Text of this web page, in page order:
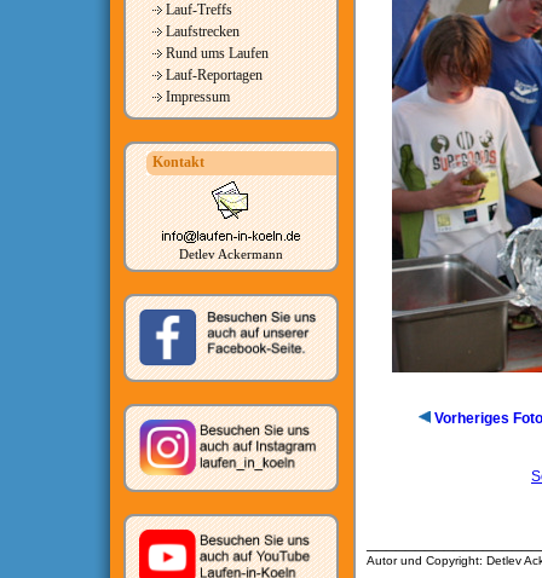
Lauf-Treffs
Laufstrecken
Rund ums Laufen
Lauf-Reportagen
Impressum
Kontakt
Detlev Ackermann
Vorheriges Foto
Autor und Copyright: Detlev